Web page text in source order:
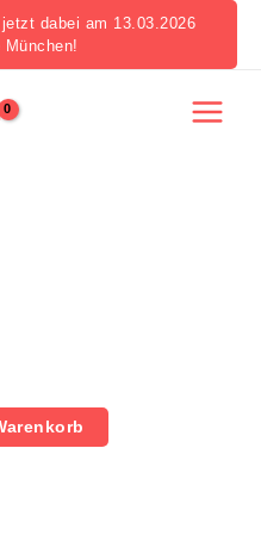
dabei am 13.03.2026